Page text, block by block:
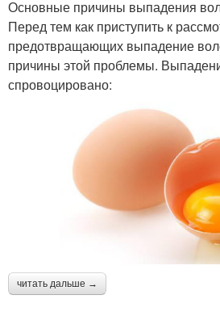
Основные причины выпадения
Перед тем как приступить к
предотвращающих выпадение
причины этой проблемы.
спровоцировано:
читать дальше →